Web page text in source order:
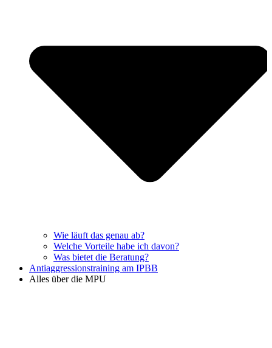
Wie läuft das genau ab?
Welche Vorteile habe ich davon?
Was bietet die Beratung?
Antiaggressionstraining am IPBB
Alles über die MPU